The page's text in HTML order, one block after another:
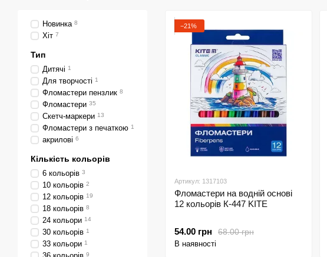
−21%
Артикул: 1317103
Фломастери на водній основі
12 кольорів К-447 KITE
68.00 грн
54.00 грн
В наявності
Новинка 8
Хіт 7
Тип
Дитячі 1
Для творчості 1
Фломастери пензлик 8
Фломастери 35
Скетч-маркери 13
Фломастери з печаткою 1
акрилові 6
Кількість кольорів
6 кольорів 3
10 кольорів 2
12 кольорів 19
18 кольорів 8
24 кольори 14
30 кольорів 1
33 кольори 1
9